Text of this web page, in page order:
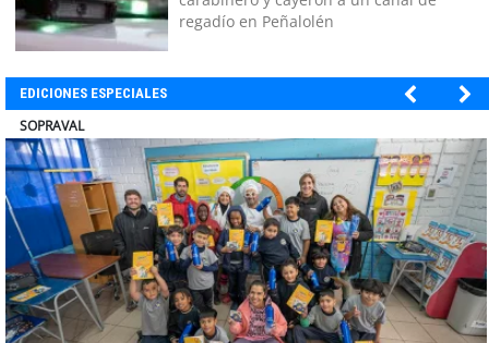
regadío en Peñalolén
EDICIONES ESPECIALES
ULTRAPORT